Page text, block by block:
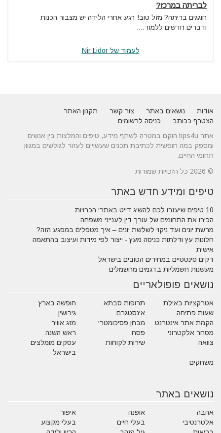
לבריתה במרכז?
חוגגים בריתה? מזל טוב! רגע אחרי הלידה יש מצבור הכנות
ודברים חדשים ללמוד....
לעמוד של Nir Lidor
אודות נושאים באתר צור קשר
תקנון האתר
הצטרף ככותב
כניסה לרשומים
אתר tips4u הוקם במטרה לשתף מידע, טיפים והמלצות בין אנשים
ומספק במה חופשית לכתיבת תכנים שעשויים לעזור לגולשים במגוון
תחומי החיים.
© 2026 כל הזכויות שמורות
טיפים ומידע חדש באתר
10 טיפים שיעזרו לכם להשיג דייט באתרי הכרויות
הכירו את התחומים של עורך דין לענייני משפחה
מרשת יונים ועד ניקוי לשלשת יונים – איך מטפלים במפגע הזה?
חלונות עץ ודלתות כניסה מעץ - ייצור לפי מידות ועיצוב בהתאמה
אישית
דקים סינטטיים במחירים הטובים בישראל
מעשנות חשמליות בדגמים מחשמלים
נושאים פופולאריים
אטרקציות באילת תרופות סבתא
חופשה בארץ
שעות פתיחה
אינסטגרם
גירושין
הקמת אתר אינטרנט
מבחן פסיכומטרי
מזג אוויר
מסחר אלקטרוני
פסח
ראש השנה
צוואה
שירות לקוחות
עסקים מומלצים
בישראל
משחקים
נושאים באתר
אהבה אופנה
איפור
אלטרנטיבי
בעלי חיים
בעלי מקצוע